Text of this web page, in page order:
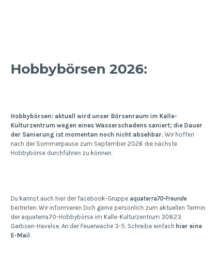
Hobbybörsen 2026:
Hobbybörsen: aktuell wird unser Börsenraum im Kalle-
Kulturzentrum wegen eines Wasserschadens saniert; die Dauer
der Sanierung ist momentan noch nicht absehbar. Wir hoffen
nach der Sommerpause zum September 2026 die nächste
Hobbybörse durchführen zu können.
Du kannst auch hier der facebook-Gruppeaquaterra70-Freunde
beitreten. Wir informieren Dich gerne persönlich zum aktuellen Termin
der aquaterra70-Hobbybörse im Kalle-Kulturzentrum 30823
Garbsen-Havelse, An der Feuerwache 3-5. Schreibe einfach hier eine
E-Mail .